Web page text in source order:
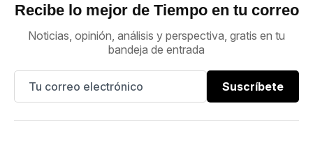
Recibe lo mejor de Tiempo en tu correo
Noticias, opinión, análisis y perspectiva, gratis en tu
bandeja de entrada
Suscríbete